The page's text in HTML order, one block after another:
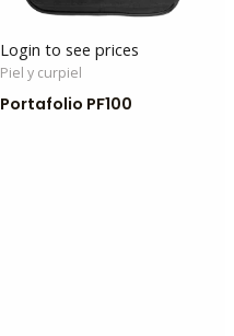
Login to see prices
Piel y curpiel
Portafolio PF100